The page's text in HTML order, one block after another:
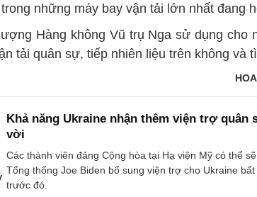
những máy bay vận tải lớn nhất đang
Hàng không Vũ trụ Nga sử dụng cho
tải quân sự, tiếp nhiên liệu trên không và
Khả năng Ukraine nhận thêm viện trợ quân
vời
Các thành viên đảng Cộng hòa tại Hạ viện Mỹ có thể
Tổng thống Joe Biden bổ sung viện trợ cho Ukraine
trước đó.